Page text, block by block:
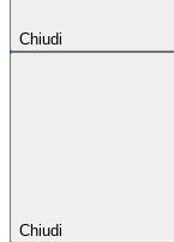
Chiudi
Chiudi